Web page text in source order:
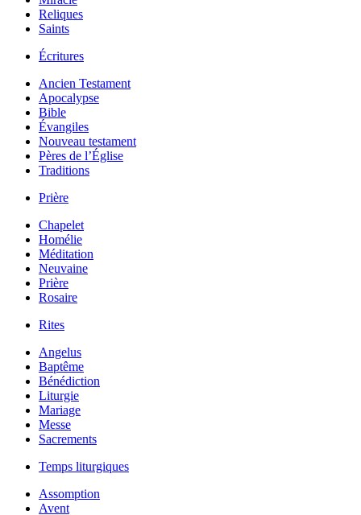
Reliques
Saints
Écritures
Ancien Testament
Apocalypse
Bible
Évangiles
Nouveau testament
Pères de l’Église
Traditions
Prière
Chapelet
Homélie
Méditation
Neuvaine
Prière
Rosaire
Rites
Angelus
Baptême
Bénédiction
Liturgie
Mariage
Messe
Sacrements
Temps liturgiques
Assomption
Avent